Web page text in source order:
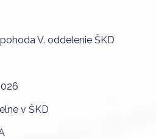
V. oddelenie ŠKD
v ŠKD